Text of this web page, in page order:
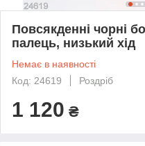
Повсякденні чорні
палець, низький хід
Немає в наявності
Код: 24619
Роздріб
1 120 ₴